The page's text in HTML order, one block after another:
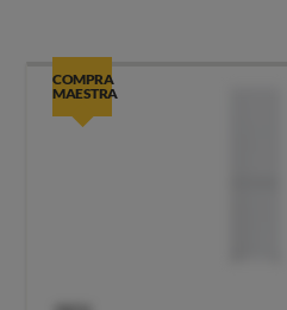
COMPRA
MAESTRA